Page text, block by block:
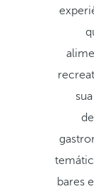
bares